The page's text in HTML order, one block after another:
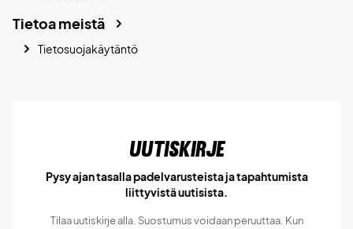
Tietoa meistä
Tietosuojakäytäntö
Uutiskirje
Pysy ajan tasalla padelvarusteista ja tapahtumista
liittyvistä uutisista.
Tilaa uutiskirje alla. Suostumus voidaan peruuttaa. Kun